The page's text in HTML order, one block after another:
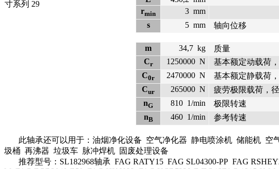
rmin 3 mm
s
5 mm 轴向位移
m 34,7 kg
质量
Cr 1250000 N
基本额定动载荷
C0r 2470000 N
基本额定静载荷
Cur 265000 N
疲劳极限载荷，
nG 810 1/min
极限转速
nB 460 1/min 参考转速
此轴承还可以用于：油烟净化设备 空气净化器 静电喷涂机 储能机 空
圾桶 再沸器 垃圾车 脉冲焊机 固废处理设备
推荐型号：SL182968轴承 FAG RATY15 FAG SL04300-PP FAG